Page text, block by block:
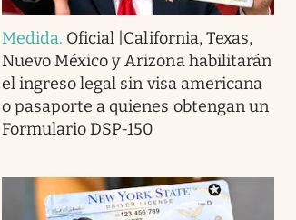
Medida. Oficial |California, Texas,
Nuevo México y Arizona habilitarán
el ingreso legal sin visa americana
o pasaporte a quienes obtengan un
Formulario DSP-150